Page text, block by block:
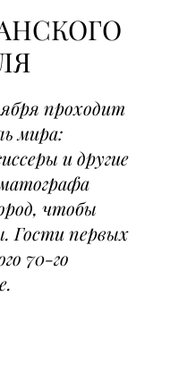
проходит
мира:
и другие
чтобы
Гости первых
70-го